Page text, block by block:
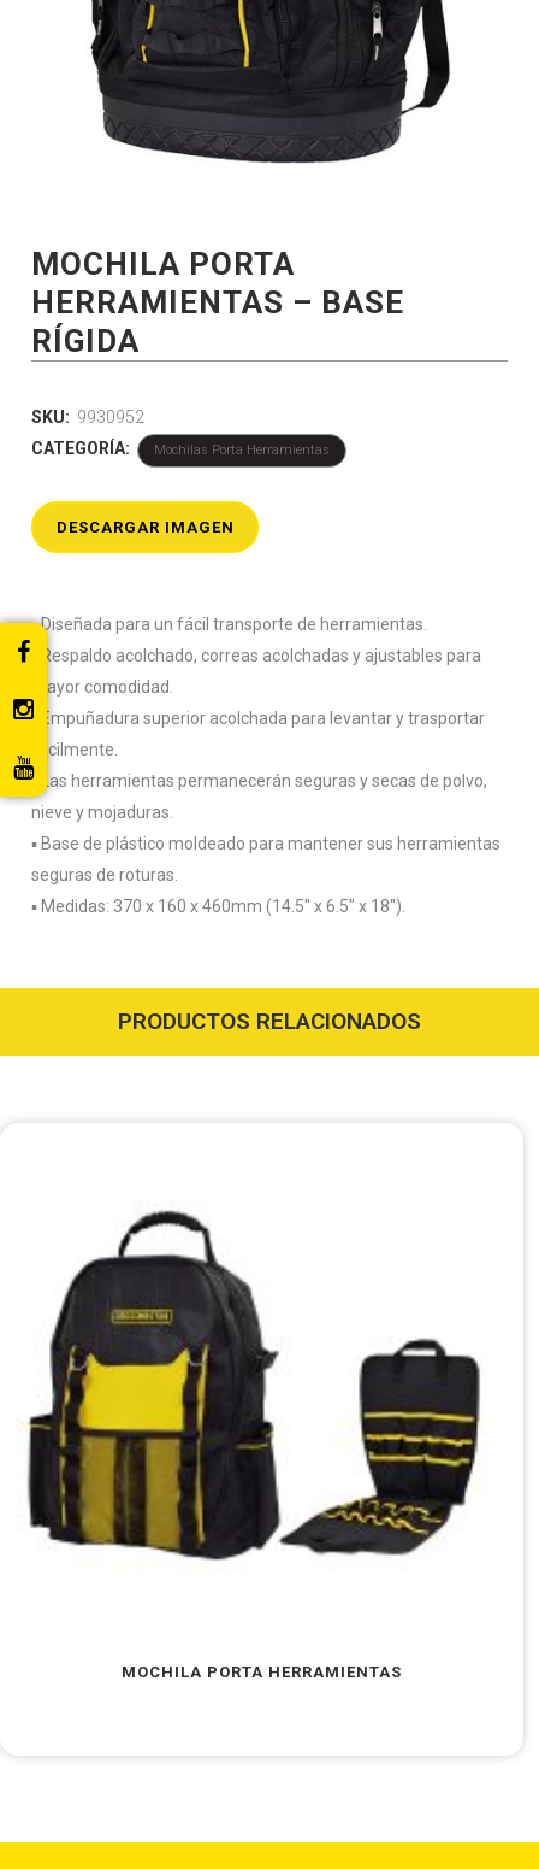
MOCHILA PORTA
HERRAMIENTAS – BASE
RÍGIDA
SKU: 9930952
CATEGORÍA:
Mochilas Porta Herramientas
DESCARGAR IMAGEN
▪️ Diseñada para un fácil transporte de herramientas.
▪️ Respaldo acolchado, correas acolchadas y ajustables para
mayor comodidad.
▪️ Empuñadura superior acolchada para levantar y trasportar
fácilmente.
▪️ Las herramientas permanecerán seguras y secas de polvo,
nieve y mojaduras.
▪️ Base de plástico moldeado para mantener sus herramientas
seguras de roturas.
▪️ Medidas: 370 x 160 x 460mm (14.5″ x 6.5″ x 18″).
PRODUCTOS RELACIONADOS
MOCHILA PORTA HERRAMIENTAS